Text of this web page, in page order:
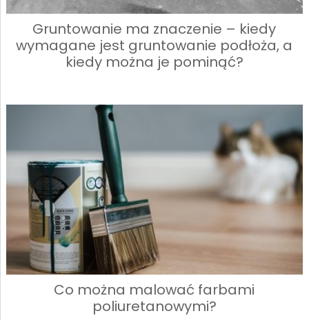
Gruntowanie ma znaczenie – kiedy
wymagane jest gruntowanie podłoża, a
kiedy można je pominąć?
Co można malować farbami
poliuretanowymi?